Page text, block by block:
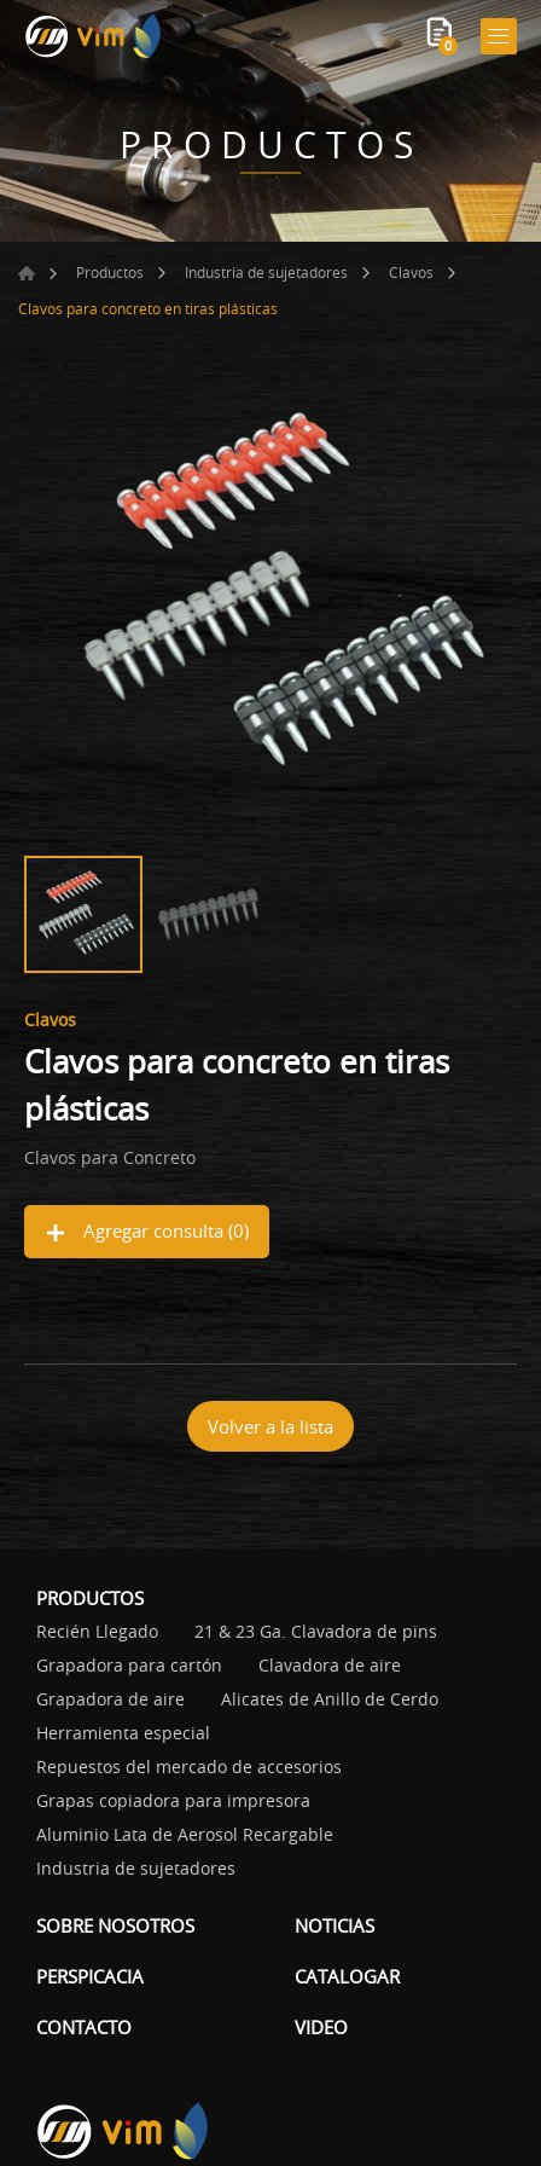
0
PRODUCTOS
Productos Industria de sujetadores
Clavos
Clavos para concreto en tiras plásticas
Clavos
Clavos para concreto en tiras
plásticas
Clavos para Concreto
Agregar consulta (0)
Volver a la lista
PRODUCTOS
Recién Llegado
21 & 23 Ga. Clavadora de pins
Grapadora para cartón
Clavadora de aire
Grapadora de aire
Alicates de Anillo de Cerdo
Herramienta especial
Repuestos del mercado de accesorios
Grapas copiadora para impresora
Aluminio Lata de Aerosol Recargable
Industria de sujetadores
SOBRE NOSOTROS NOTICIAS
PERSPICACIA CATALOGAR
CONTACTO VIDEO